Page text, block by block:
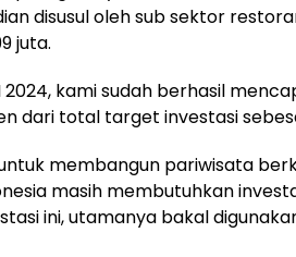
disusul oleh sub sektor
juta.
2024, kami sudah berhasil
dari total target investasi
membangun pariwisata
masih membutuhkan
ini, utamanya bakal